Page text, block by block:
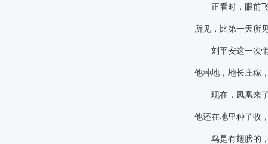
正看时，眼前飞
所见，比第一天所
刘平安这一次悄
他种地，地长庄稼
现在，凤凰来了
他还在地里种了收
鸟是有翅膀的，